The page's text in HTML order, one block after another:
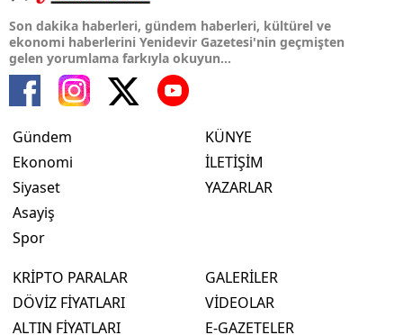
Son dakika haberleri, gündem haberleri, kültürel ve
ekonomi haberlerini Yenidevir Gazetesi'nin geçmişten
gelen yorumlama farkıyla okuyun...
Gündem
Ekonomi
Siyaset
Asayiş
Spor
KÜNYE
İLETİŞİM
YAZARLAR
KRİPTO PARALAR
DÖVİZ FİYATLARI
ALTIN FİYATLARI
GALERİLER
VİDEOLAR
E-GAZETELER